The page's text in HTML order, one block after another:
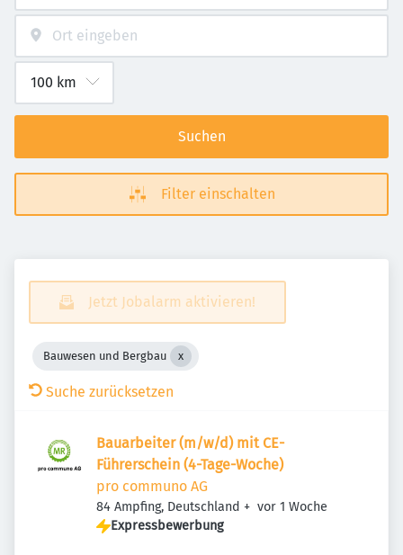
Suchen
Filter einschalten
Jetzt Jobalarm aktivieren!
Bauwesen und Bergbau
Suche zurücksetzen
Bauarbeiter (m/w/d) mit CE-
Führerschein (4-Tage-Woche)
pro communo AG
84 Ampfing, Deutschland + Veröffentlicht
vor 1 Woche
Expressbewerbung